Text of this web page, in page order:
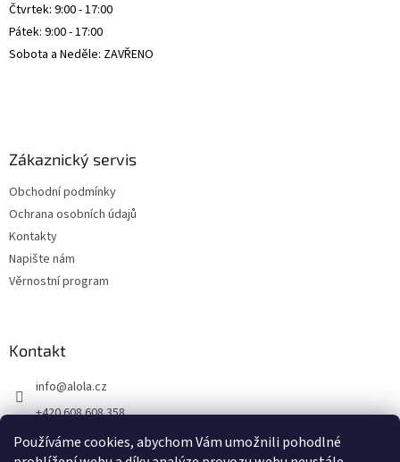
Používáme cookies, abychom Vám umožnili pohodlné
Čtvrtek: 9:00 - 17:00
Pátek: 9:00 - 17:00
Sobota a Neděle: ZAVŘENO
Zákaznický servis
Obchodní podmínky
Ochrana osobních údajů
Kontakty
Napište nám
Věrnostní program
Kontakt
info@alola.cz
+420 608 608 358
https://www.facebook.com/alolaCZ